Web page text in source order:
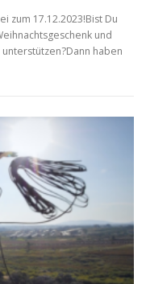
zum 17.12.2023!Bist Du
und
haben